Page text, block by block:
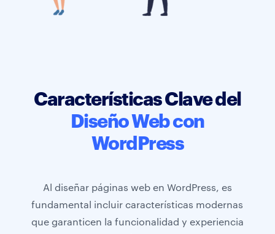
Características Clave del
Diseño Web con
WordPress
Al diseñar páginas web en WordPress, es
fundamental incluir características modernas
que garanticen la funcionalidad y experiencia